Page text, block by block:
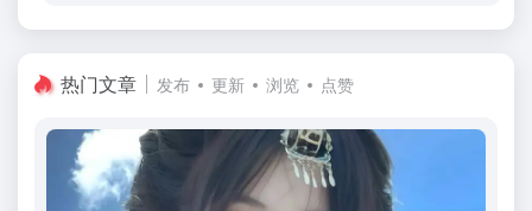
热门文章 发布 更新 浏览 点赞